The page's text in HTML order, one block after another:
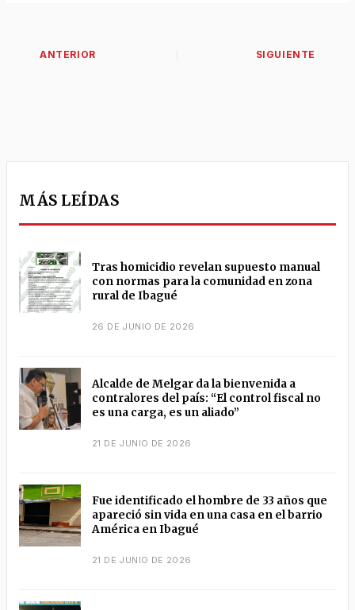
MÁS LEÍDAS
Tras homicidio revelan supuesto manual
con normas para la comunidad en zona
rural de Ibagué
26 DE JUNIO DE 2026
Alcalde de Melgar da la bienvenida a
contralores del país: “El control fiscal no
es una carga, es un aliado”
21 DE JUNIO DE 2026
Fue identificado el hombre de 33 años que
apareció sin vida en una casa en el barrio
América en Ibagué
21 DE JUNIO DE 2026